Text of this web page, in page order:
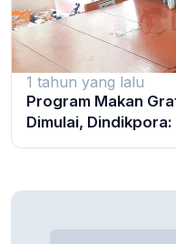
1 tahun yang lalu
Program Makan
Dimulai,